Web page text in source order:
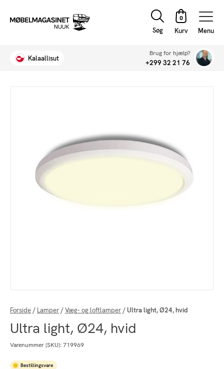
Søg Menu
Kalaallisut
Brug for hjælp?
+299 32 21 76
Forside / Lamper /Væg- og loftlamper /Ultra light, Ø24, hvid
Ultra light, Ø24, hvid
Varenummer (SKU): 719969
Bestillingsvare